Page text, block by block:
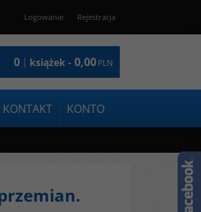
Logowanie Rejestracja
0 | książek - 0,00PLN
KONTAKT KONTO